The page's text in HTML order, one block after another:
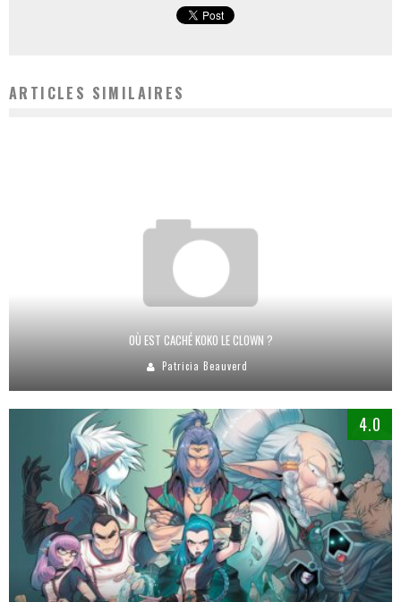
ARTICLES SIMILAIRES
OÙ EST CACHÉ KOKO LE CLOWN ?
Patricia Beauverd
4.0